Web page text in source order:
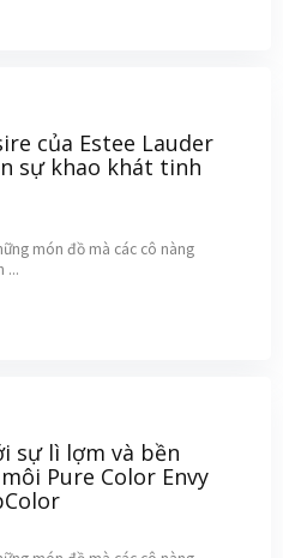
của Estee Lauder
sự khao khát tinh
món đồ mà các cô nàng
...
sự lì lợm và bền
Pure Color Envy